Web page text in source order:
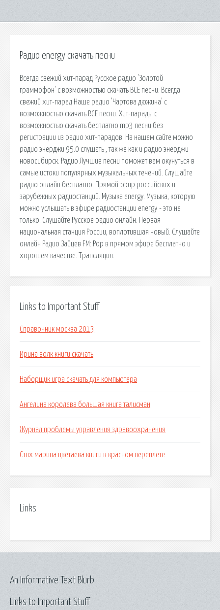
Радио energy скачать песни
Всегда свежий хит-парад Русское радио 'Золотой
граммофон' с возможностью скачать ВСЕ песни. Всегда
свежий хит-парад Наше радио 'Чартова дюжина' с
возможностью скачать ВСЕ песни. Хит-парады с
возможностью скачать бесплатно mp3 песни без
регистрации из радио хит-парадов. На нашем сайте можно
радио энерджи 95.0 слушать , так же как и радио энерджи
новосибирск. Радио Лучшие песни поможет вам окунуться в
самые истоки популярных музыкальных течений. Слушайте
радио онлайн бесплатно. Прямой эфир российских и
зарубежных радиостанций. Музыка energy. Музыка, которую
можно услышать в эфире радиостанции energy - это не
только. Слушайте Русское радио онлайн. Первая
национальная станция России, воплотившая новый. Слушайте
онлайн Радио Зайцев FM: Pop в прямом эфире бесплатно и
хорошем качестве. Трансляция.
Links to Important Stuff
Справочник москва 2013
Ирина волк книги скачать
Наборщик игра скачать для компьютера
Ангелина королева большая книга талисман
Журнал проблемы управления здравоохранения
Стих марина цветаева книги в красном переплете
Links
Links to Important Stuff
An Informative Text Blurb